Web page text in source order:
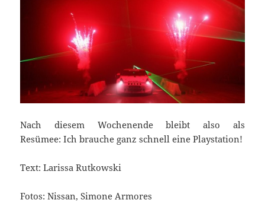
Nach diesem Wochenende bleibt also als
Resümee: Ich brauche ganz schnell eine Playstation!
Text: Larissa Rutkowski
Fotos: Nissan, Simone Armores